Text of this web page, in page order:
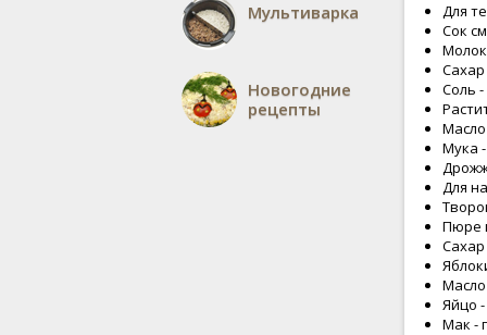
Мультиварка
Новогодние
рецепты
Для
Сок
Сахар
Соль
Мука
Для
Пюре
Сахар
Яйцо
Мак -